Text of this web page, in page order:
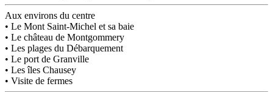
Aux environs du centre
• Le Mont Saint-Michel et sa baie
• Le château de Montgommery
• Les plages du Débarquement
• Le port de Granville
• Les îles Chausey
• Visite de fermes